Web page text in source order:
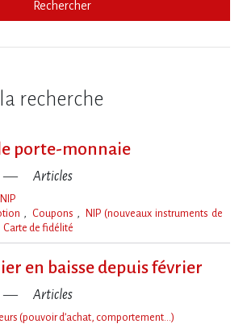
Rechercher
recherche
porte-monnaie
Articles
Coupons
NIP (nouveaux instruments de
Carte de fidélité
en baisse depuis février
Articles
(pouvoir d’achat, comportement…)